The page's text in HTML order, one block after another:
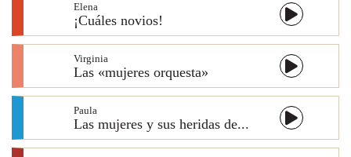
Elena
¡Cuáles novios!
Virginia
Las «mujeres orquesta»
Paula
Las mujeres y sus heridas de...